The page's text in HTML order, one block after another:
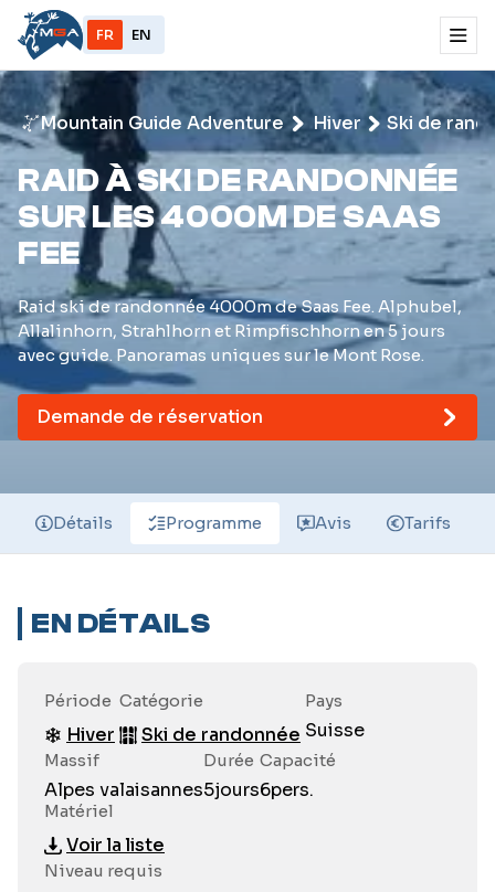
FR EN
Mountain Guide Adventure Hiver Ski de
RAID À SKI DE RANDONNÉE
SUR LES 4000M DE SAAS
FEE
Raid ski de randonnée 4000m de Saas Fee. Alphubel,
Allalinhorn, Strahlhorn et Rimpfischhorn en 5 jours
avec guide. Panoramas uniques sur le Mont Rose.
Demande de réservation
Détails Programme Avis Tarifs
EN DÉTAILS
Période
Hiver
Catégorie
Ski de randonnée
Pays
Suisse
Massif
Alpes valaisannes
Durée
5jours
Capacité
6pers.
Matériel
Voir la liste
Niveau requis